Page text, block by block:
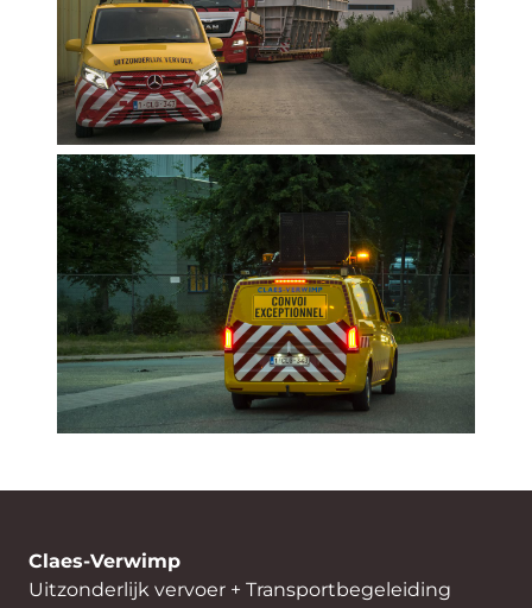
Claes-Verwimp
Uitzonderlijk vervoer + Transportbegeleiding